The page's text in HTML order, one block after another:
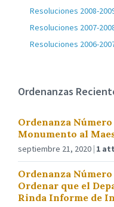
Resoluciones 2008-
Resoluciones 2007-
Resoluciones 2006-
Ordenanzas
Ordenanza Número
Monumento al
septiembre 21, 2020 1
Ordenanza Número
Ordenar que el
Rinda Informe de